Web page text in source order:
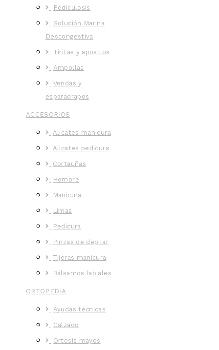
Pediculosis
Solución Marina
Descongestiva
Tiritas y apositos
Ampollas
Vendas y
esparadrapos
ACCESORIOS
Alicates manicura
Alicates pedicura
Cortauñas
Hombre
Manicura
Limas
Pedicura
Pinzas de depilar
Tijeras manicura
Bálsamos labiales
ORTOPEDIA
Ayudas técnicas
Calzado
Ortesis mayos